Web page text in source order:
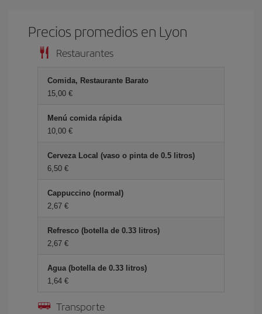
Precios promedios en Lyon
Restaurantes
Comida, Restaurante Barato
15,00 €
Menú comida rápida
10,00 €
Cerveza Local (vaso o pinta de 0.5 litros)
6,50 €
Cappuccino (normal)
2,67 €
Refresco (botella de 0.33 litros)
2,67 €
Agua (botella de 0.33 litros)
1,64 €
Transporte